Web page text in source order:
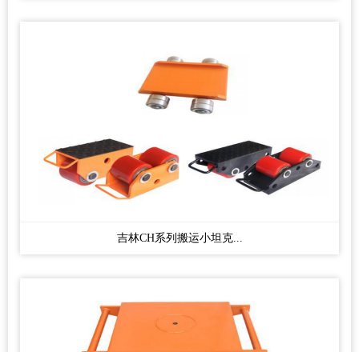
吉林CH系列搬运小坦克...